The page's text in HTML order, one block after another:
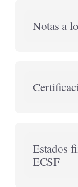
Notas a
Estados
ECSF